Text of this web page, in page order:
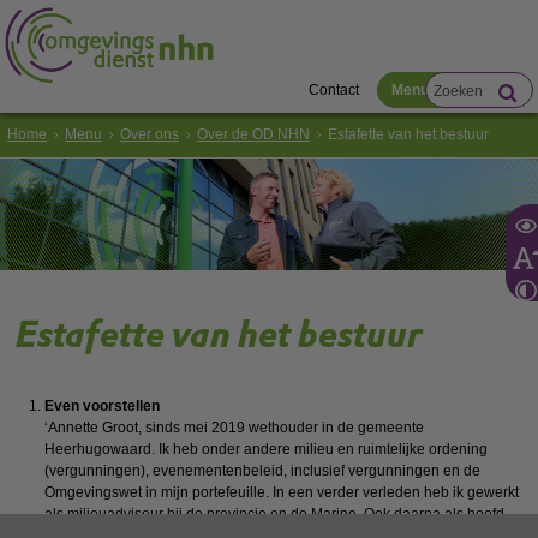
Contact Menu
Home Menu Over ons Over de OD NHN Estafette van het bestuur
Estafette van het bestuur
Even voorstellen
‘Annette Groot, sinds mei 2019 wethouder in de gemeente
Heerhugowaard. Ik heb onder andere milieu en ruimtelijke ordening
(vergunningen), evenementenbeleid, inclusief vergunningen en de
Omgevingswet in mijn portefeuille. In een verder verleden heb ik gewerkt
als milieuadviseur bij de provincie en de Marine. Ook daarna als hoofd